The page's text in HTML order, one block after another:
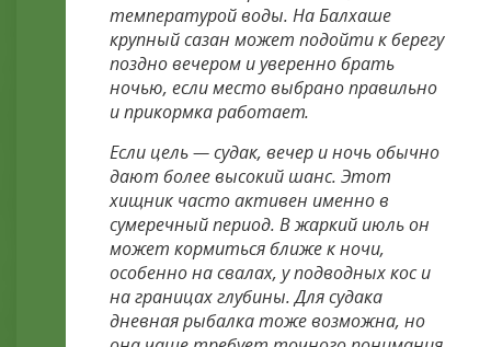
температурой воды. На Балхаше
крупный сазан может подойти к берегу
поздно вечером и уверенно брать
ночью, если место выбрано правильно
и прикормка работает.
Если цель — судак, вечер и ночь обычно
дают более высокий шанс. Этот
хищник часто активен именно в
сумеречный период. В жаркий июль он
может кормиться ближе к ночи,
особенно на свалах, у подводных кос и
на границах глубины. Для судака
дневная рыбалка тоже возможна, но